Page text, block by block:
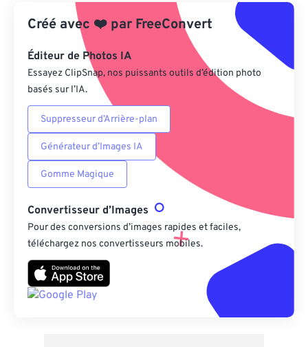
Depuis Google Drive
Depuis OneDrive
Depuis l'URL
Créé avec ❤️ par FreeConvert
Éditeur de Photos IA
Essayez ClipSnap, nos puissants outils d’édition photo
basés sur l’IA.
Suppresseur d’Arrière-plan
Générateur d’Images IA
Gomme Magique
Convertisseur d’Images
Pour des conversions d’images rapides et faciles,
téléchargez nos convertisseurs mobiles.